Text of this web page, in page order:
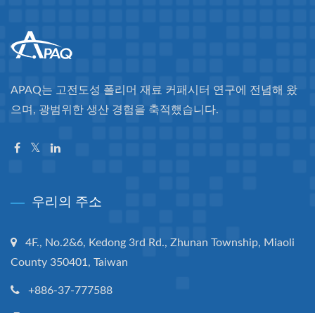
APAQ는 고전도성 폴리머 재료 커패시터 연구에 전념해 왔
으며, 광범위한 생산 경험을 축적했습니다.
우리의 주소
4F., No.2&6, Kedong 3rd Rd., Zhunan Township, Miaoli
County 350401, Taiwan
+886-37-777588